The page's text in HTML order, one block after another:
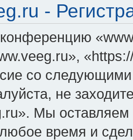
-
со
не
Мы оставляем
время и